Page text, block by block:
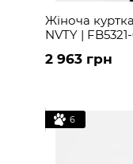
Жіноча
NVTY |
2 963 грн
6